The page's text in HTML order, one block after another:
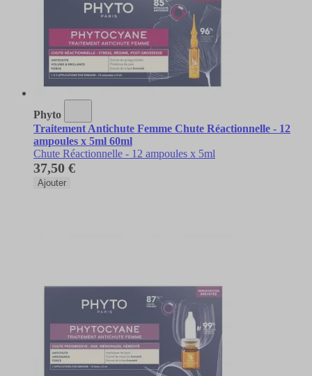
Phyto
Traitement Antichute Femme Chute Réactionnelle - 12
ampoules x 5ml 60ml
Chute Réactionnelle - 12 ampoules x 5ml
37,50 €
Ajouter